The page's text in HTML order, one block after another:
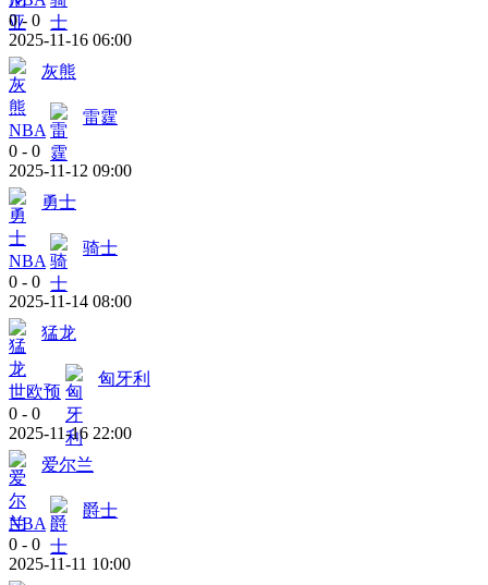
0 - 0
2025-11-16 06:00
灰熊
NBA
雷霆
0 - 0
2025-11-12 09:00
勇士
NBA
骑士
0 - 0
2025-11-14 08:00
猛龙
世欧预
匈牙利
0 - 0
2025-11-16 22:00
爱尔兰
NBA
爵士
0 - 0
2025-11-11 10:00